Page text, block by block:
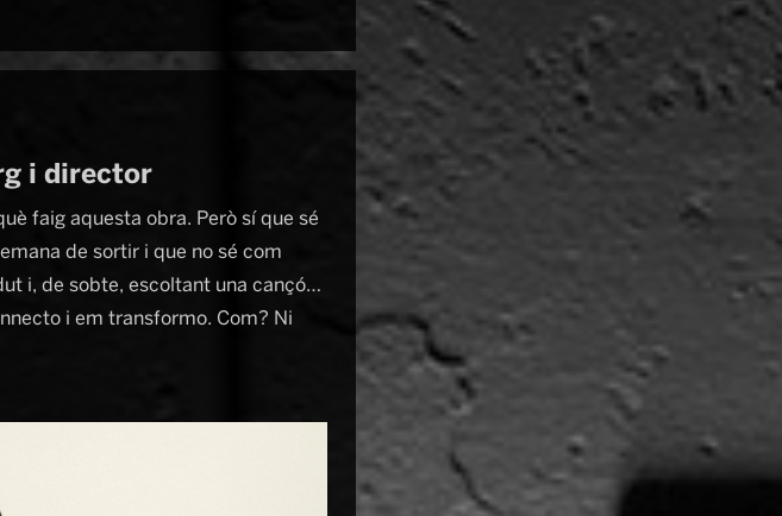
i director
faig aquesta obra. Però sí que sé
de sortir i que no sé com
i, de sobte, escoltant una cançó…
i em transformo. Com? Ni